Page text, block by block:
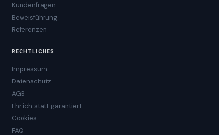
Kundenfragen
Beweisführung
Referenzen
RECHTLICHES
Impressum
Datenschutz
AGB
Ehrlich statt garantiert
Cookies
FAQ